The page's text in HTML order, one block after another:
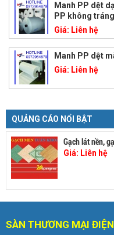
Manh PP dệt
PP không tráng
Giá: Liên hệ
Manh PP dệt
Giá: Liên hệ
QUẢNG CÁO NỔI BẬT
Gạch lát nền,
Giá: Liên hệ
SÀN THƯƠNG MẠI